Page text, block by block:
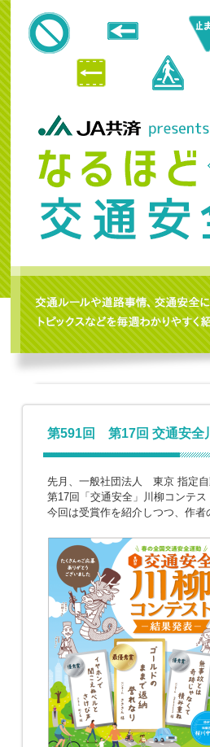
第591回 第17回 交通安全
先月、一般社団法人 東京 指定
第17回「交通安全」川柳コンテ
今回は受賞作を紹介しつつ、作